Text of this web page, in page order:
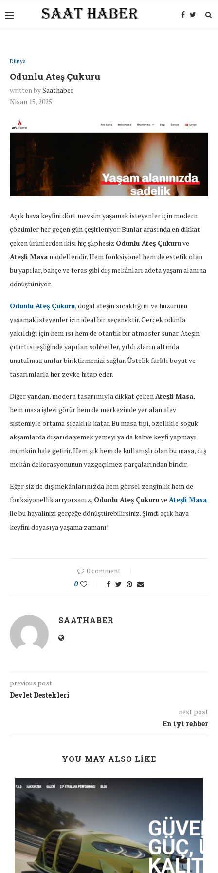
Dünya
Odunlu Ateş Çukuru
written bySaathaber
Nisan 15, 2025
Açık hava keyfini dört mevsim yaşamak isteyenler için modern
çözümler her geçen gün çeşitleniyor. Bunlar arasında en dikkat
çeken ürünlerden ikisi hiç şüphesiz Odunlu Ateş Çukuruve
Ateşli Masa modelleridir. Hem fonksiyonel hem de estetik olan
bu yapılar, bahçe ve teras gibi dış mekânları adeta yaşam alanına
dönüştürüyor.
Odunlu Ateş Çukuru, doğal ateşin sıcaklığını ve huzurunu
yaşamak isteyenler için ideal bir seçenektir. Gerçek odunla
yakıldığı için hem ısı hem de otantik bir atmosfer sunar. Ateşin
çıtırtısı eşliğinde yapılan sohbetler, yıldızların altında
unutulmaz anılar biriktirmenizi sağlar. Üstelik farklı boyut ve
tasarımlarla her zevke hitap eder.
Diğer yandan, modern tasarımıyla dikkat çeken Ateşli Masa,
hem masa işlevi görür hem de merkezinde yer alan alev
sistemiyle ortama sıcaklık katar. Bu masa tipi, özellikle soğuk
akşamlarda dışarıda yemek yemeyi ya da kahve keyfi yapmayı
mümkün hale getirir. Hem şık hem de kullanışlı olan bu masa, dış
mekân dekorasyonunun vazgeçilmez parçalarından biridir.
Eğer siz de dış mekânlarınızda hem görsel zenginlik hem de
fonksiyonellik arıyorsanız, Odunlu Ateş Çukuruve Ateşli Masa
ile bu hayalinizi gerçeğe dönüştürebilirsiniz. Şimdi açık hava
keyfini doyasıya yaşama zamanı!
0 comment
0
SAATHABER
previous post
Devlet Destekleri
next post
En iyi rehber
YOU MAY ALSO LIKE